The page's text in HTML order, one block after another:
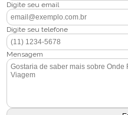
Digite seu email
Digite seu telefone
Mensagem